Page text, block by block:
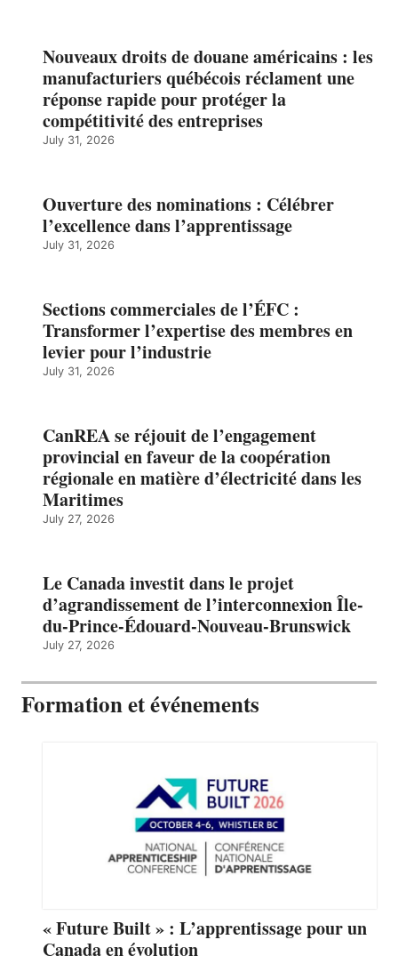
Nouveaux droits de douane américains : les
manufacturiers québécois réclament une
réponse rapide pour protéger la
compétitivité des entreprises
July 31, 2026
Ouverture des nominations : Célébrer
l’excellence dans l’apprentissage
July 31, 2026
Sections commerciales de l’ÉFC :
Transformer l’expertise des membres en
levier pour l’industrie
July 31, 2026
CanREA se réjouit de l’engagement
provincial en faveur de la coopération
régionale en matière d’électricité dans les
Maritimes
July 27, 2026
Le Canada investit dans le projet
d’agrandissement de l’interconnexion Île-
du-Prince-Édouard-Nouveau-Brunswick
July 27, 2026
Formation et événements
« Future Built » : L’apprentissage pour un
Canada en évolution